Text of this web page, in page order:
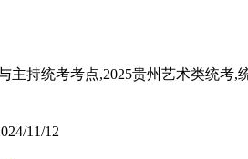
主持统考考点,2025贵州艺术类统
11/12